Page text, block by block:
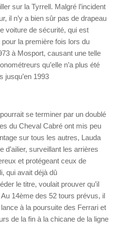
sur la Tyrrell. Malgré l’incident
il n’y a bien sûr pas de drapeau
voiture de sécurité, qui est
la première fois lors du
à Mosport, causant une telle
qu’elle n’a plus été
jusqu’en 1993
se terminer par un doublé
du Cheval Cabré ont mis peu
sur tous les autres, Lauda
d’ailier, surveillant les arrières
et protégeant ceux de
qui avait déjà dû
le titre, voulait prouver qu’il
14ème des 52 tours prévus, il
à la poursuite des Ferrari et
de la fin à la chicane de la ligne